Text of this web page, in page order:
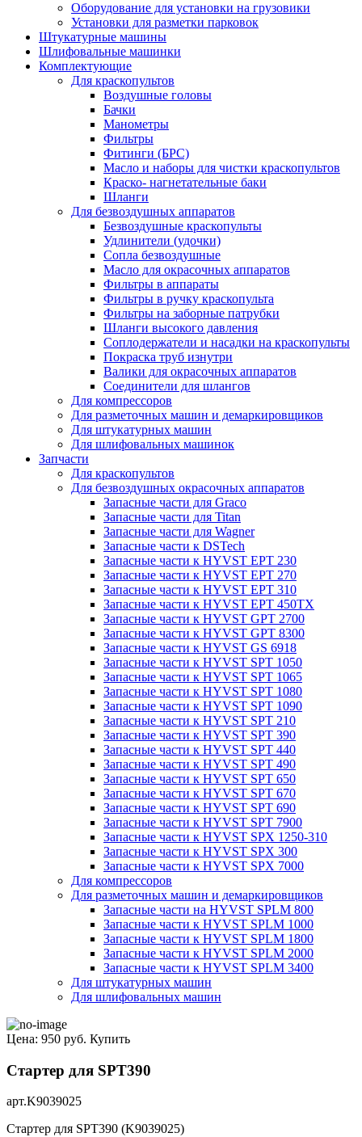
Оборудование для установки на грузовики
Установки для разметки парковок
Штукатурные машины
Шлифовальные машинки
Комплектующие
Для краскопультов
Воздушные головы
Бачки
Манометры
Фильтры
Фитинги (БРС)
Масло и наборы для чистки краскопультов
Краско- нагнетательные баки
Шланги
Для безвоздушных аппаратов
Безвоздушные краскопульты
Удлинители (удочки)
Сопла безвоздушные
Масло для окрасочных аппаратов
Фильтры в аппараты
Фильтры в ручку краскопульта
Фильтры на заборные патрубки
Шланги высокого давления
Соплодержатели и насадки на краскопульты
Покраска труб изнутри
Валики для окрасочных аппаратов
Соединители для шлангов
Для компрессоров
Для разметочных машин и демаркировщиков
Для штукатурных машин
Для шлифовальных машинок
Запчасти
Для краскопультов
Для безвоздушных окрасочных аппаратов
Запасные части для Graco
Запасные части для Titan
Запасные части для Wagner
Запасные части к DSTech
Запасные части к HYVST EPT 230
Запасные части к HYVST EPT 270
Запасные части к HYVST EPT 310
Запасные части к HYVST EPT 450TX
Запасные части к HYVST GPT 2700
Запасные части к HYVST GPT 8300
Запасные части к HYVST GS 6918
Запасные части к HYVST SPT 1050
Запасные части к HYVST SPT 1065
Запасные части к HYVST SPT 1080
Запасные части к HYVST SPT 1090
Запасные части к HYVST SPT 210
Запасные части к HYVST SPT 390
Запасные части к HYVST SPT 440
Запасные части к HYVST SPT 490
Запасные части к HYVST SPT 650
Запасные части к HYVST SPT 670
Запасные части к HYVST SPT 690
Запасные части к HYVST SPT 7900
Запасные части к HYVST SPX 1250-310
Запасные части к HYVST SPX 300
Запасные части к HYVST SPX 7000
Для компрессоров
Для разметочных машин и демаркировщиков
Запасные части на HYVST SPLM 800
Запасные части к HYVST SPLM 1000
Запасные части к HYVST SPLM 1800
Запасные части к HYVST SPLM 2000
Запасные части к HYVST SPLM 3400
Для штукатурных машин
Для шлифовальных машин
Цена: 950 руб. Купить
Стартер для SPT390
арт.K9039025
Стартер для SPT390 (K9039025)